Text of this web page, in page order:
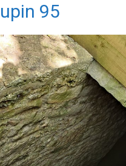
95